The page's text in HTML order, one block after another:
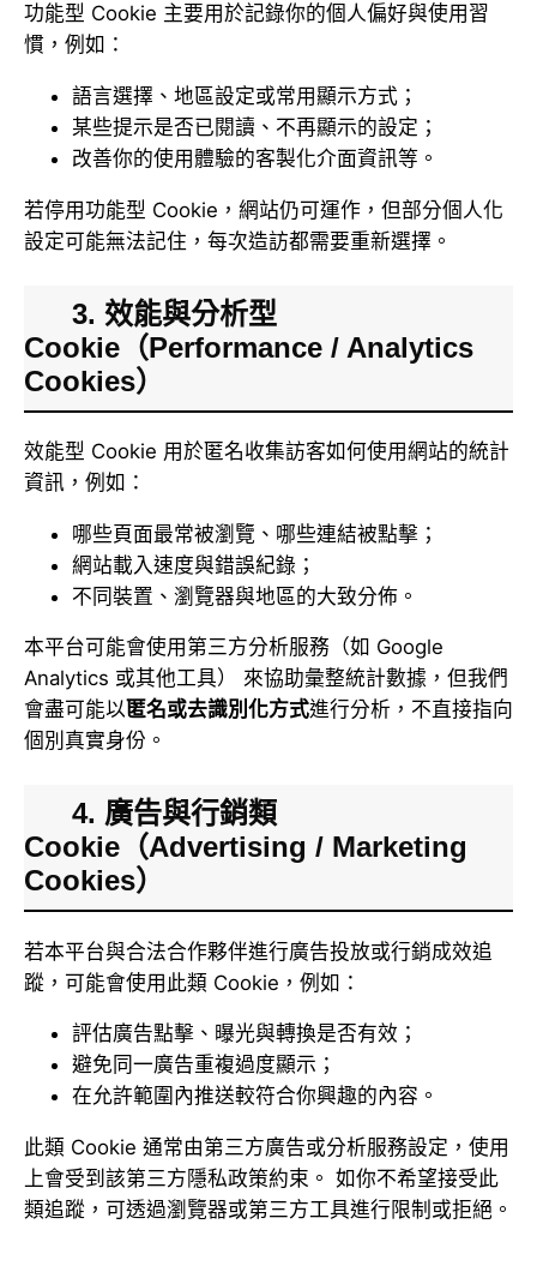
功能型 Cookie 主要用於記錄你的個人偏好與使用習
慣，例如：
語言選擇、地區設定或常用顯示方式；
某些提示是否已閱讀、不再顯示的設定；
改善你的使用體驗的客製化介面資訊等。
若停用功能型 Cookie，網站仍可運作，但部分個人化
設定可能無法記住，每次造訪都需要重新選擇。
3. 效能與分析型
Cookie（Performance / Analytics
Cookies）
效能型 Cookie 用於匿名收集訪客如何使用網站的統計
資訊，例如：
哪些頁面最常被瀏覽、哪些連結被點擊；
網站載入速度與錯誤紀錄；
不同裝置、瀏覽器與地區的大致分佈。
本平台可能會使用第三方分析服務（如 Google
Analytics 或其他工具） 來協助彙整統計數據，但我們
會盡可能以匿名或去識別化方式進行分析，不直接指向
個別真實身份。
4. 廣告與行銷類
Cookie（Advertising / Marketing
Cookies）
若本平台與合法合作夥伴進行廣告投放或行銷成效追
蹤，可能會使用此類 Cookie，例如：
評估廣告點擊、曝光與轉換是否有效；
避免同一廣告重複過度顯示；
在允許範圍內推送較符合你興趣的內容。
此類 Cookie 通常由第三方廣告或分析服務設定，使用
上會受到該第三方隱私政策約束。 如你不希望接受此
類追蹤，可透過瀏覽器或第三方工具進行限制或拒絕。